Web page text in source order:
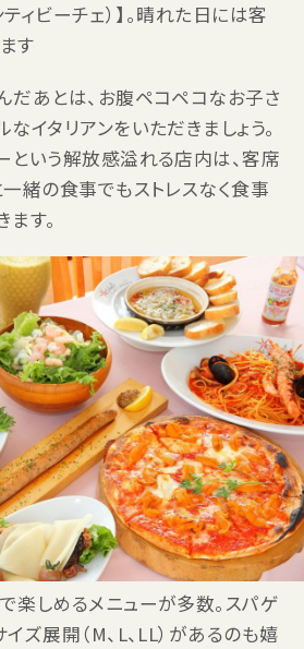
ィビーチェ）】。晴れた日には客
す
だあとは、お腹ペコペコなお子さ
イタリアンをいただきましょう。
という解放感溢れる店内は、客席
一緒の食事でもストレスなく食事
す。
しめるメニューが多数。スパゲ
ズ展開（M、L、LL）があるのも嬉